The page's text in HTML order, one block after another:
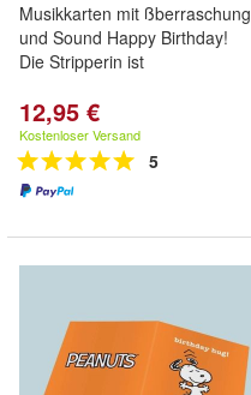
Musikkarten mit ßberraschung
und Sound Happy Birthday!
Die Stripperin ist
12,95 €
Kostenloser Versand
5